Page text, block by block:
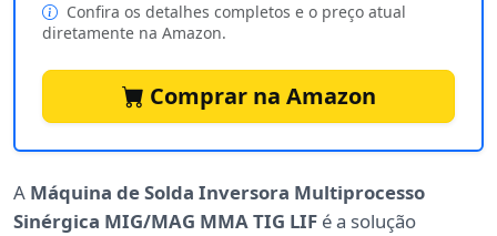
Confira os detalhes completos e o preço atual
diretamente na Amazon.
Comprar na Amazon
A Máquina de Solda Inversora Multiprocesso
Sinérgica MIG/MAG MMA TIG LIF é a solução